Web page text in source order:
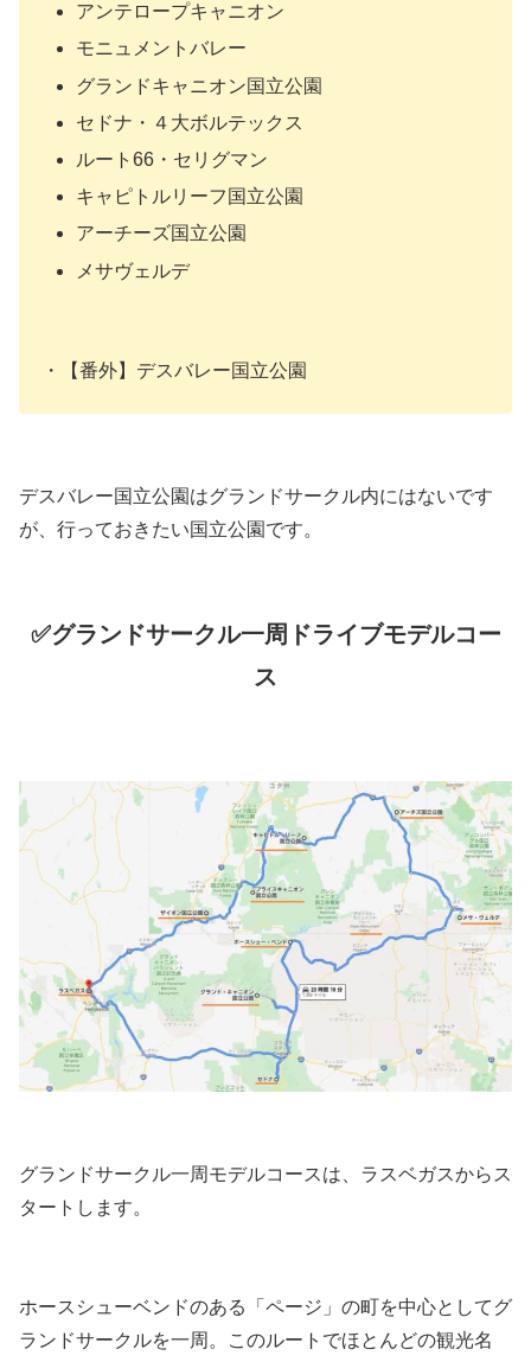
アンテロープキャニオン
モニュメントバレー
グランドキャニオン国立公園
セドナ・４大ボルテックス
ルート66・セリグマン
キャピトルリーフ国立公園
アーチーズ国立公園
メサヴェルデ
・【番外】デスバレー国立公園
デスバレー国立公園はグランドサークル内にはないです
が、行っておきたい国立公園です。
✅グランドサークル一周ドライブモデルコー
ス
グランドサークル一周モデルコースは、ラスベガスからス
タートします。
ホースシューベンドのある「ページ」の町を中心としてグ
ランドサークルを一周。このルートでほとんどの観光名